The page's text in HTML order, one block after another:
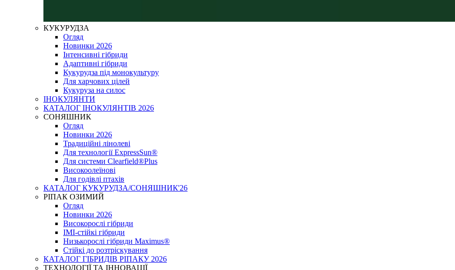
КУКУРУДЗА
Огляд
Новинки 2026
Інтенсивні гібриди
Адаптивні гібриди
Кукурудза під монокультуру
Для харчових цілей
Кукуруза на силос
ІНОКУЛЯНТИ
КАТАЛОГ ІНОКУЛЯНТІВ 2026
СОНЯШНИК
Огляд
Новинки 2026
Традиційні лінолеві
Для технології ExpressSun®
Для системи Clearfield®Plus
Високоолеїнові
Для годівлі птахів
КАТАЛОГ КУКУРУДЗА/СОНЯШНИК'26
РІПАК ОЗИМИЙ
Огляд
Новинки 2026
Високорослі гібриди
IMI-стійкі гібриди
Низькорослі гібриди Maximus®
Стійкі до розтріскування
КАТАЛОГ ГІБРИДІВ РІПАКУ 2026
ТЕХНОЛОГІЇ ТА ІННОВАЦІЇ